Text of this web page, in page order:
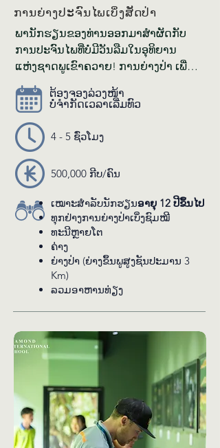
ການ​ຍ່າງ​ປະ​ຈ​ົນ​ໄພ​ເບິ່ງ​ສັດ​ປ່າ
ພາ​ນັກ​ຮຽນ​ຂອງ​ທ່ານ​ອອກ​ມາ​ສຳ​ຜັດ​ກັບ​
ການ​ປ​ະ​ຈົນ​ໄພ​ທີ່​ບໍ່​ມີ​ວັນ​ລືມ​ໃນ​ອຸ​ທິ​ຍານ​
ແຫ່ງ​ຊາດ​ພູ​ເຂົາ​ຄວາຍ! ການ​ຍ່າງ​ປ່າ ເພື່ອ​
ການ​ສຶກ​ສານີ້​ເໝາະ​ສຳ​ລັບ​ນັກ​ຮຽນ​ທີ່​ມີ​ອາ​
ຍຸ 12 ປີ ຂຶ້ນ​ໄປ ໂດຍ​ຈະ​ມີ​ຜູ້​ຊ່ຽວ​ຊານ​ສັດ​
ປ່າ​ຂອງ​ພວກ​ເຮົາ​ເປັນ​ຜູ້​ນຳ​ທົວ ເຊິ່ງ​ຈະ​ເຮັດ​
ໃຫ້​ທ່ານ​ໄດ້​ເຫັນ​ຄວາມ​ຫຼາກ​ຫຼາຍ​ທາງ​ດ້ານ​
ຊີ​ວະ​ນາໆ​ພັນ​ທີ່​ອຸ​ດົມ​ສົມ​ບູນ​ຢ່າງ​ເລິກ​ເຊິ່ງ
ນອກ​ຈາກນີ້ ຍັງ​ຈະ​ໄດ້​ເຫັນ​ໝີ, ກວາງ​ປ່າ,
ຟານ ຢູ່​ໃນ​ຄອກ​ປ່າ​ທຳ​ມະ​ຊາດ. ນັກ​ຮຽນ​
ຍັງ​ຈະ​ໄດ້​ຍ່າງ​ເລິກ​ເຂົ້າ​ໄປ​ໃນ​ປ່າ ເພື່ອ​ໄປ​
ເບິ່ງ​ສັດ​ທີ່​ໜ້າ​ເຫຼືອ​ເຊື່ອ ເຊັ່ນ: ທະ​ນີ, ຄ່າງ
ແລະ ໂຄ່ງ. ຕະ​ຫຼອດ​ເສັ້ນ​ທາງ​ການ​​ທົວ ໄກ້​
ຂອງ​ພວກ​ເຮົາຈະ​ປັບ​ການ​ບັນ​ລະ​ຍາຍ​ໃຫ້​
ເໝາະ​ກັບ​ຫົວ​ຂໍ້​ໃນ​ຫ້ອງ​ຮຽນ ໂດຍ​ນັບ​ຕັ້ງ​
ແຕ່​ລະ​ບົບ​ນິ​ເວດ​ ແລະ ການ​ອະ​ນຸ​ລັກ​ໄປ​ຈົນ​
ເຖິງ​ການ​ປັບ​ຕົວ​ຂອງ​ສັດ. ເສັ້ນ​ທາງ​ການ​
ຍ່າງ​ປ່າ 3 km ນີ້ ເປັນ​ເສັ້ນ​ທາງ​ທີ່​ທ້າ​ທາຍ​
ຮ່າງ​ກາຍ ເນື່ອງ​ຈາກ​ເປັນ​ເສັ້ນ​ທາງ​ຂຶ້ນ​ພູ
ແລະ ສູງ​ຊັນ ຈຶ່ງ​ເປັນ​ໂອ​ກາດ​ດີ​ທີ່​ນັກ​ຮຽນ​
ຈະ​ໄດ້​ພັດ​ທະ​ນາ​ທັກ​ສະ​ການ​ເຮັດ​ວຽກ​ເປັນ​
ທີມ, ຄວາມ​ຫຍືດ​ຍຸ່ນ ແລະ ການ​ຊື່ນ​ຊົມ​ທຳ​
ມະ​ຊາດ​ຢ່າງ​ເລິກ​ເຊິ່ງ. ພັກ​ຜ່ອນ​ຮັບ​ປະ​ທານ​
ອາ​ຫານທ່ຽງ ພ້ອມ​ທັງ​ເບິ່ງ​ຊົມ​ທິວ​ທັດ​ທຳ​ມະ​
ຊາດ​ໃນ​ໃຈ​ກາງ​ປ່າ ຊ່ວຍ​ເພີ່ມ​ປະ​ສົບ​ການ
ຕ້ອງ​ຈອງ​ລ່ວງ​ໜ້າ
ບໍ່​ຈຳ​ກັດ​ເວ​ລາ​ເລີ່ມ​ທົວ
4 - 5 ຊົ່ວ​ໂມງ
500,000 ກີບ/ຄົນ
ເໝາະສຳລັບນັກຮຽນອາຍຸ 12 ປີຂຶ້ນໄປ
ທຸກ​ຢ່າງ​ການ​ຍ່າງ​ປ່າ​ເບິ່ງ​ຊົມ​ໝີ
ທະ​ນີ​ຫຼາຍ​ໂຕ
ຄ່າງ
ຍ່າງ​ປ່າ (​ຍ່າງ​ຂຶ້ນ​ພູ​ສູງຊັນ​ປະ​ມານ 3
Km)
ລວມອາ​ຫານ​ທ່ຽງ